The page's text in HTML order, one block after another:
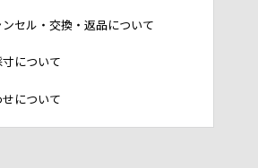
セル・交換・返品について
について
について